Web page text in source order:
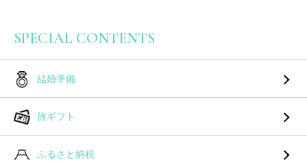
SPECIAL CONTENTS
結婚準備
旅ギフト
ふるさと納税